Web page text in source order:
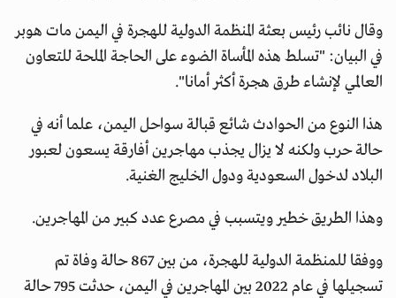
وقال نائب رئيس بعثة المنظمة الدولية للهجرة في اليمن مات هوبر
في البيان: "تسلط هذه المأساة الضوء على الحاجة الملحة للتعاون
العالمي لإنشاء طرق هجرة أكثر أمانا".
هذا النوع من الحوادث شائع قبالة سواحل اليمن، علما أنه في
حالة حرب ولكنه لا يزال يجذب مهاجرين أفارقة يسعون لعبور
البلاد لدخول السعودية ودول الخليج الغنية.
وهذا الطريق خطير ويتسبب في مصرع عدد كبير من المهاجرين.
ووفقا للمنظمة الدولية للهجرة، من بين 867 حالة وفاة تم
تسجيلها في عام 2022 بين المهاجرين في اليمن، حدثت 795 حالة